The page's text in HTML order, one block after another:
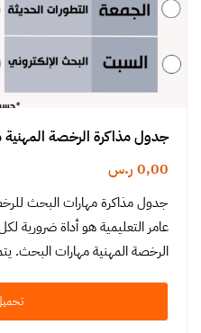
جدول مذاكرة الرخصة
0,00 ر.س
جدول مذاكرة مهارات البحث
عامر التعليمية هو أداة ضرورية
الرخصة المهنية مهارات البحث.